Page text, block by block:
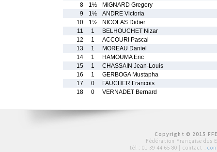
8
1½
MIGNARD Gregory
9
1½
ANDRE Victoria
10
1½
NICOLAS Didier
11
1
BELHOUCHET Nizar
12
1
ACCOURI Pascal
13
1
MOREAU Daniel
14
1
HAMOUMA Eric
15
1
CHASSAIN Jean-Louis
16
1
GERBOGA Mustapha
17
0
FAUCHER Francois
18
0 VERNADET Bernard
Copyright © 2015
Fédération Française des
tél : 01 39 44 65 80 | contact :